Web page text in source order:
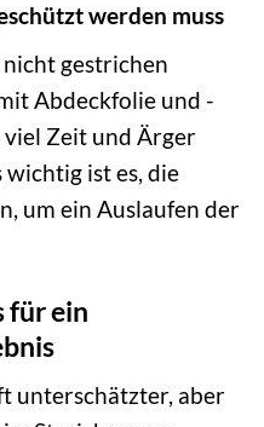
werden muss
nicht gestrichen
Abdeckfolie und -
viel Zeit und Ärger
wichtig ist es, die
um ein Auslaufen der
für ein
unterschätzter, aber